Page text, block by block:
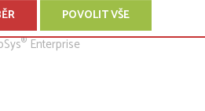
- vybavení do dětských pokojíků |
® Enterprise
POVOLIT VŠE